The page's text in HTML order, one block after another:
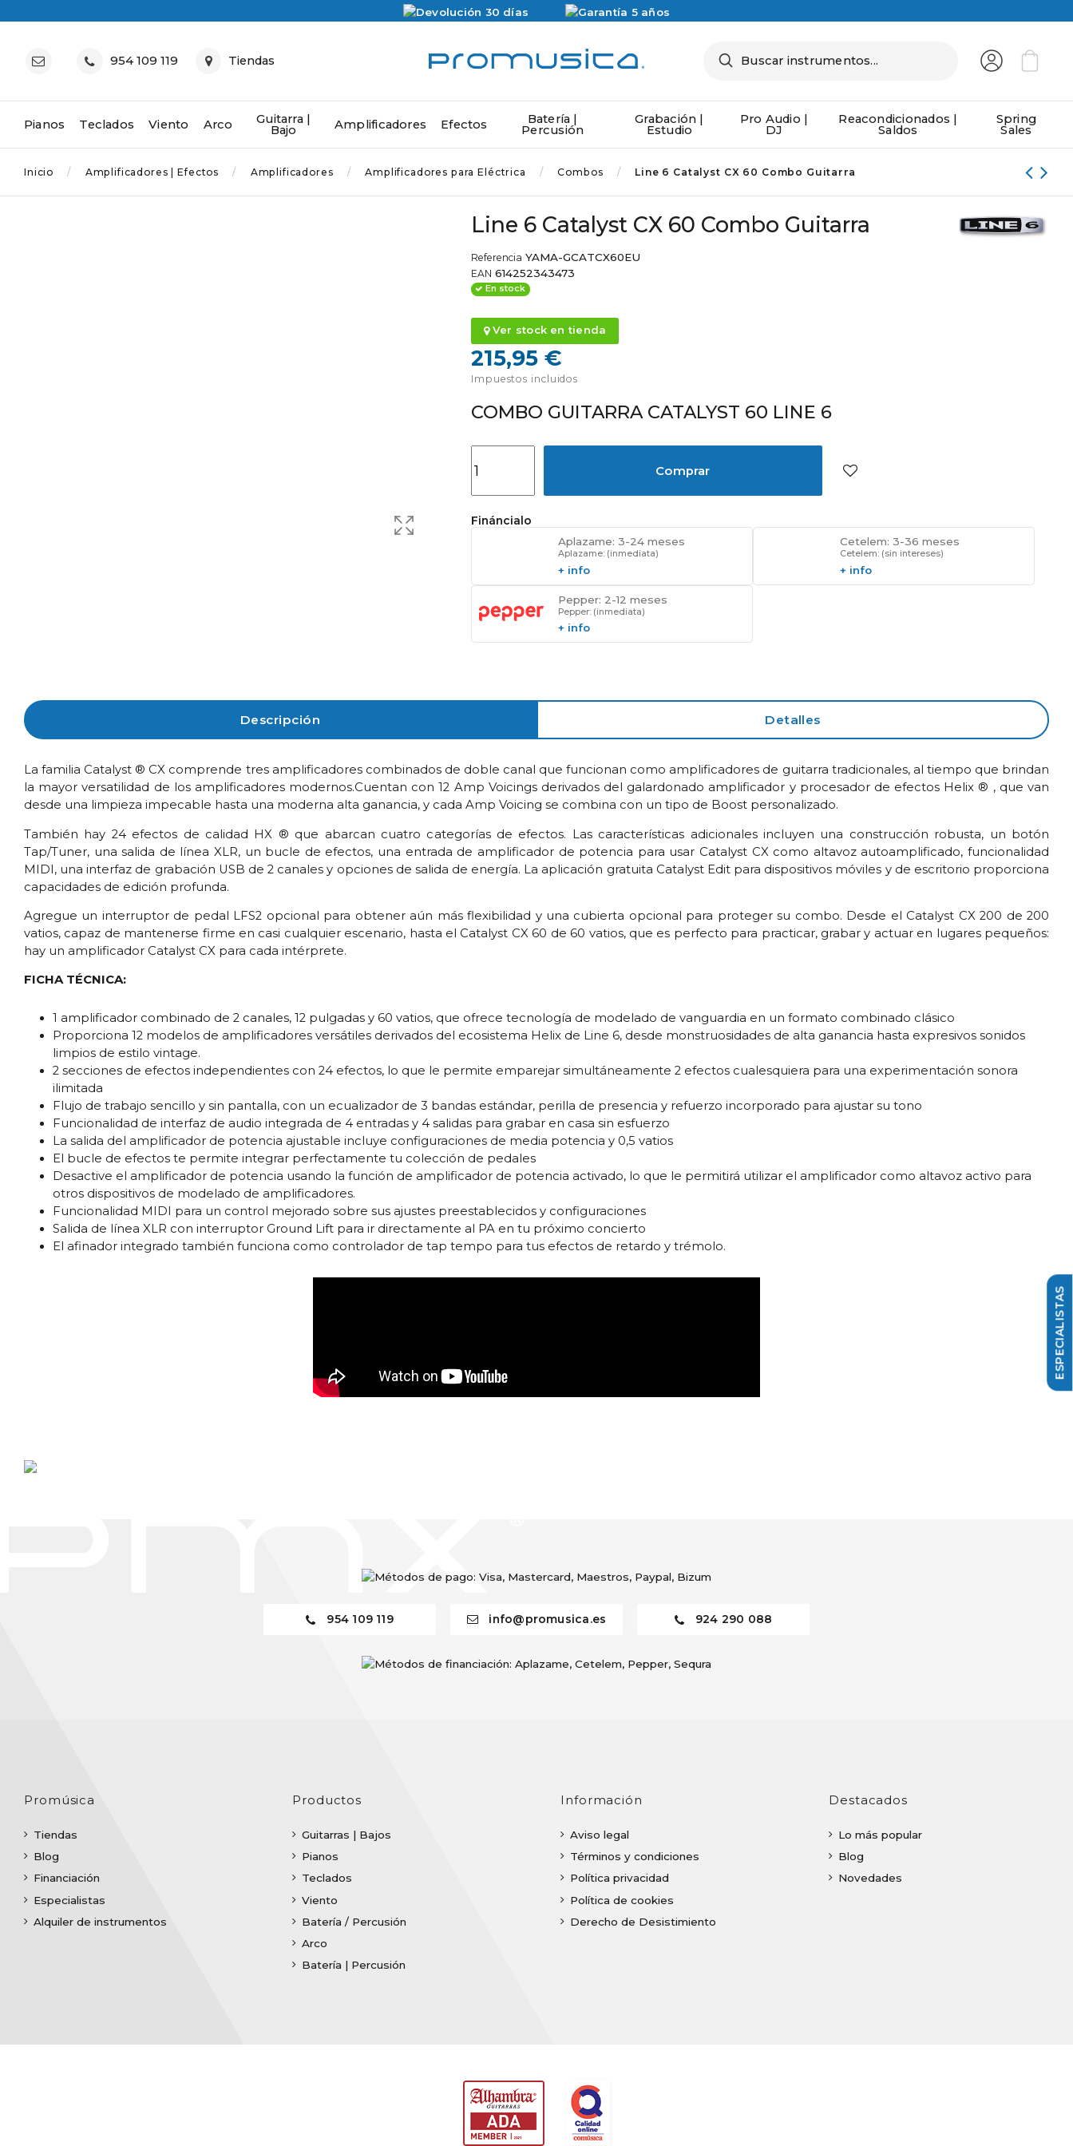
954 109 119 Tiendas
Pianos Teclados Viento Arco Guitarra |
Bajo Amplificadores Efectos Batería |
Percusión
Grabación |
Estudio
Pro Audio |
DJ
Reacondicionados |
Saldos
Spring
Sales
Inicio Amplificadores | Efectos Amplificadores Amplificadores para Eléctrica Combos Line 6 Catalyst CX 60 Combo Guitarra
Line 6 Catalyst CX 60 Combo Guitarra
Referencia YAMA-GCATCX60EU
EAN 614252343473
En stock
Ver stock en tienda
215,95 €
Impuestos incluidos
COMBO GUITARRA CATALYST 60 LINE 6
Comprar
Fináncialo
Aplazame: 3-24 meses
Aplazame: (inmediata)
+ info
Cetelem: 3-36 meses
Cetelem: (sin intereses)
+ info
Pepper: 2-12 meses
Pepper: (inmediata)
+ info
Descripción Detalles
La familia Catalyst ® CX comprende tres amplificadores combinados de doble canal que funcionan como amplificadores de guitarra tradicionales, al tiempo que brindan
la mayor versatilidad de los amplificadores modernos.Cuentan con 12 Amp Voicings derivados del galardonado amplificador y procesador de efectos Helix ® , que van
desde una limpieza impecable hasta una moderna alta ganancia, y cada Amp Voicing se combina con un tipo de Boost personalizado.
También hay 24 efectos de calidad HX ® que abarcan cuatro categorías de efectos. Las características adicionales incluyen una construcción robusta, un botón
Tap/Tuner, una salida de línea XLR, un bucle de efectos, una entrada de amplificador de potencia para usar Catalyst CX como altavoz autoamplificado, funcionalidad
MIDI, una interfaz de grabación USB de 2 canales y opciones de salida de energía. La aplicación gratuita Catalyst Edit para dispositivos móviles y de escritorio proporciona
capacidades de edición profunda.
Agregue un interruptor de pedal LFS2 opcional para obtener aún más flexibilidad y una cubierta opcional para proteger su combo. Desde el Catalyst CX 200 de 200
vatios, capaz de mantenerse firme en casi cualquier escenario, hasta el Catalyst CX 60 de 60 vatios, que es perfecto para practicar, grabar y actuar en lugares pequeños:
hay un amplificador Catalyst CX para cada intérprete.
FICHA TÉCNICA:
1 amplificador combinado de 2 canales, 12 pulgadas y 60 vatios, que ofrece tecnología de modelado de vanguardia en un formato combinado clásico
Proporciona 12 modelos de amplificadores versátiles derivados del ecosistema Helix de Line 6, desde monstruosidades de alta ganancia hasta expresivos sonidos
limpios de estilo vintage.
2 secciones de efectos independientes con 24 efectos, lo que le permite emparejar simultáneamente 2 efectos cualesquiera para una experimentación sonora
ilimitada
Flujo de trabajo sencillo y sin pantalla, con un ecualizador de 3 bandas estándar, perilla de presencia y refuerzo incorporado para ajustar su tono
Funcionalidad de interfaz de audio integrada de 4 entradas y 4 salidas para grabar en casa sin esfuerzo
La salida del amplificador de potencia ajustable incluye configuraciones de media potencia y 0,5 vatios
El bucle de efectos te permite integrar perfectamente tu colección de pedales
Desactive el amplificador de potencia usando la función de amplificador de potencia activado, lo que le permitirá utilizar el amplificador como altavoz activo para
otros dispositivos de modelado de amplificadores.
Funcionalidad MIDI para un control mejorado sobre sus ajustes preestablecidos y configuraciones
Salida de línea XLR con interruptor Ground Lift para ir directamente al PA en tu próximo concierto
El afinador integrado también funciona como controlador de tap tempo para tus efectos de retardo y trémolo.
954 109 119 info@promusica.es 924 290 088
Promúsica
Tiendas
Blog
Financiación
Especialistas
Alquiler de instrumentos
Productos
Guitarras | Bajos
Pianos
Teclados
Viento
Batería / Percusión
Arco
Batería | Percusión
Información
Aviso legal
Términos y condiciones
Política privacidad
Política de cookies
Derecho de Desistimiento
Destacados
Lo más popular
Blog
Novedades